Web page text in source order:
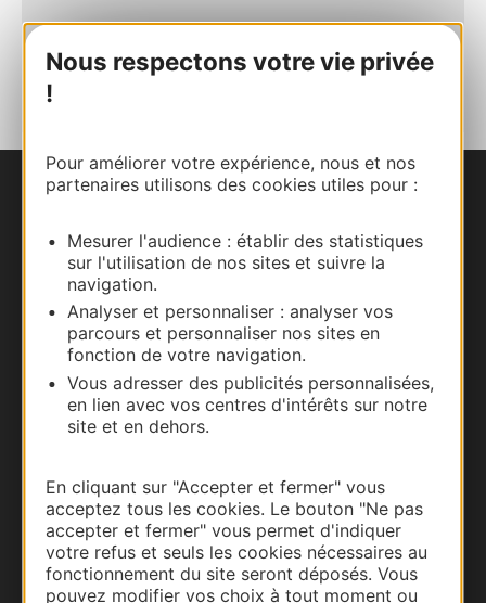
Nous respectons votre vie privée
!
Pour améliorer votre expérience, nous et nos
partenaires utilisons des cookies utiles pour :
Mesurer l'audience : établir des statistiques
sur l'utilisation de nos sites et suivre la
navigation.
Analyser et personnaliser : analyser vos
parcours et personnaliser nos sites en
fonction de votre navigation.
Vous adresser des publicités personnalisées,
en lien avec vos centres d'intérêts sur notre
site et en dehors.
En cliquant sur "Accepter et fermer" vous
acceptez tous les cookies. Le bouton "Ne pas
accepter et fermer" vous permet d'indiquer
votre refus et seuls les cookies nécessaires au
fonctionnement du site seront déposés. Vous
pouvez modifier vos choix à tout moment ou
AU CARNET
Carte interactive
Documentation
Thermalisme